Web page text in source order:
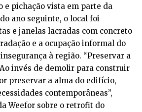
e pichação vista em parte da
ano seguinte, o local foi
e janelas lacradas com concreto
e a ocupação informal do
à região. “Preservar a
invés de demolir para construir
preservar a alma do edifício,
contemporâneas”,
Weefor sobre o retrofit do